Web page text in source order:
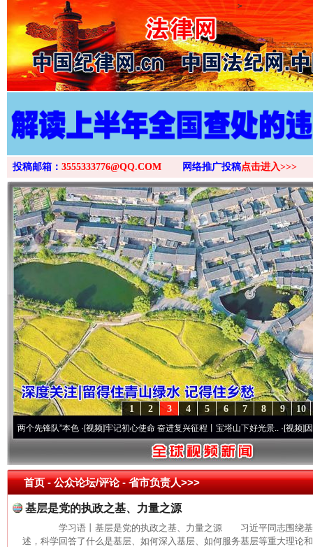
>
投稿邮箱： 3555333776@QQ.COM 网络推广投稿点击进入>>>
10
9
8
7
6
5
4
3
2
1
先锋队”本色·[视频]牢记初心使命 奋进复兴征程丨宝塔山下好光景..·[视频]因党而生
首页- 公众论坛/评论 -省市负责人>>>
基层是党的执政之基、力量之源
学习语丨基层是党的执政之基、力量之源 习近平同志围绕基
述，科学回答了什么是基层、如何深入基层、如何服务基层等重大理论